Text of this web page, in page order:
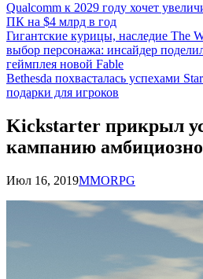
Qualcomm к 2029 году хочет
ПК на $4 млрд в год
Гигантские курицы, наследие The
выбор персонажа: инсайдер
геймплея новой Fable
Bethesda похвасталась успехами
подарки для игроков
Kickstarter прикрыл
кампанию
Июл 16, 2019MMORPG